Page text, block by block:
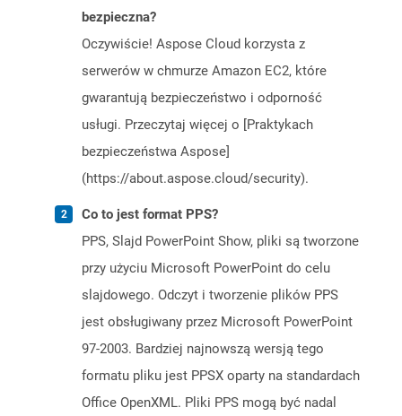
bezpieczna?
Oczywiście! Aspose Cloud korzysta z
serwerów w chmurze Amazon EC2, które
gwarantują bezpieczeństwo i odporność
usługi. Przeczytaj więcej o [Praktykach
bezpieczeństwa Aspose]
(https://about.aspose.cloud/security).
Co to jest format PPS?
PPS, Slajd PowerPoint Show, pliki są tworzone
przy użyciu Microsoft PowerPoint do celu
slajdowego. Odczyt i tworzenie plików PPS
jest obsługiwany przez Microsoft PowerPoint
97-2003. Bardziej najnowszą wersją tego
formatu pliku jest PPSX oparty na standardach
Office OpenXML. Pliki PPS mogą być nadal